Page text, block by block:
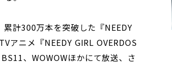
計300万本を突破した『NEEDY
アニメ『NEEDY GIRL OVERDOS
、WOWOWほかにて放送、さ